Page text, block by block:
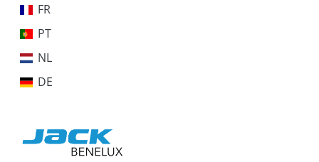
FR
PT
NL
DE